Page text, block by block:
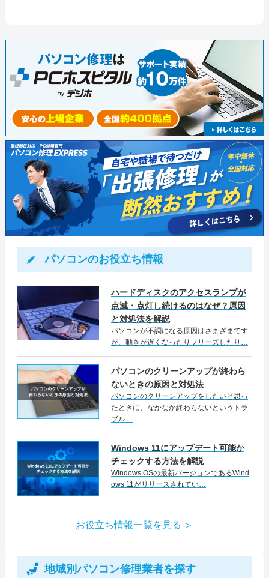
確認して作業完了としました。
パソコンのお役立ち情報
ハードディスクのアクセスランプが
点滅・点灯し続けるのはなぜ？原因
と対処法を解説
パソコンが不調になる原因はさまざまです
が、動きが遅くなったりフリーズしたり…
パソコンのクリーンアップが終わら
ないときの原因と対処法
パソコンのクリーンアップをしたいと思っ
たときに、なかなか終わらないというトラ
ブル…
Windows 11にアップデート可能か
チェックする方法を解説
Windows OSの最新バージョンであるWind
ows 11がリリースされてい…
お役立ち情報一覧を見る ＞
地域別パソコン修理業者を探す